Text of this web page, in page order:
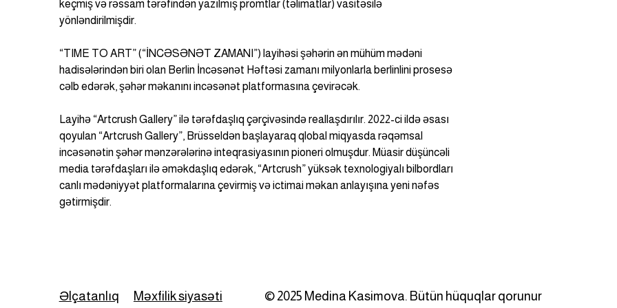
keçmiş və rəssam tərəfindən yazılmış promtlar (təlimatlar) vasitəsilə
yönləndirilmişdir.
“TIME TO ART” (“İNCƏSƏNƏT ZAMANI”) layihəsi şəhərin ən mühüm mədəni
hadisələrindən biri olan Berlin İncəsənət Həftəsi zamanı milyonlarla berlinlini prosesə
cəlb edərək, şəhər məkanını incəsənət platformasına çevirəcək.
Layihə “Artcrush Gallery” ilə tərəfdaşlıq çərçivəsində reallaşdırılır. 2022-ci ildə əsası
qoyulan “Artcrush Gallery”, Brüsseldən başlayaraq qlobal miqyasda rəqəmsal
incəsənətin şəhər mənzərələrinə inteqrasiyasının pioneri olmuşdur. Müasir düşüncəli
media tərəfdaşları ilə əməkdaşlıq edərək, “Artcrush” yüksək texnologiyalı bilbordları
canlı mədəniyyət platformalarına çevirmiş və ictimai məkan anlayışına yeni nəfəs
gətirmişdir.
Əlçatanlıq Məxfilik siyasəti © 2025 Medina Kasimova. Bütün hüquqlar qorunur